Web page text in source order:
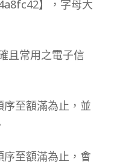
】，字母大
且常用之電子信
至額滿為止，並
至額滿為止，會